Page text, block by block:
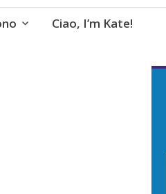
I Balocchi del
Ciao, I’m Kate!